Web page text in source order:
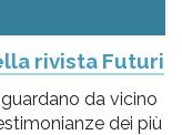
rivista Futuri
da vicino
dei più